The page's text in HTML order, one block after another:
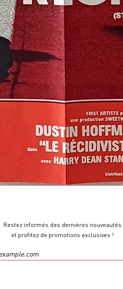
Restez informés des dernières nouveautés
et profitez de promotions exclusives !